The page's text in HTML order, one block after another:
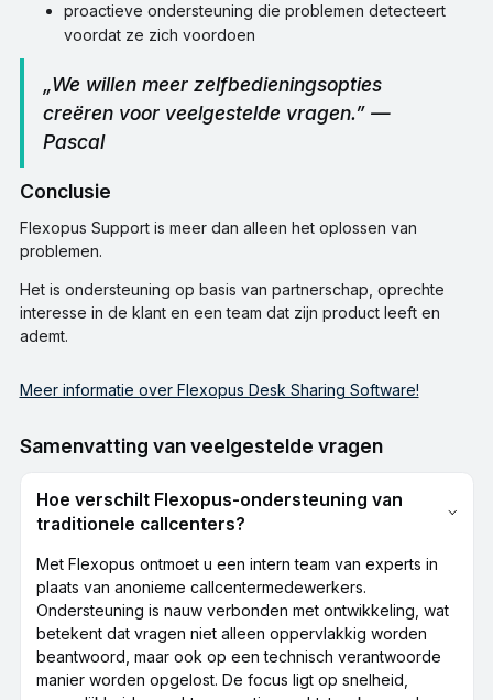
proactieve ondersteuning die problemen detecteert
voordat ze zich voordoen
„We willen meer zelfbedieningsopties
creëren voor veelgestelde vragen.” —
Pascal
Conclusie
Flexopus Support is meer dan alleen het oplossen van
problemen.
Het is ondersteuning op basis van partnerschap, oprechte
interesse in de klant en een team dat zijn product leeft en
ademt.
Meer informatie over Flexopus Desk Sharing Software!
Samenvatting van veelgestelde vragen
Hoe verschilt Flexopus-ondersteuning van
traditionele callcenters?
Met Flexopus ontmoet u een intern team van experts in
plaats van anonieme callcentermedewerkers.
Ondersteuning is nauw verbonden met ontwikkeling, wat
betekent dat vragen niet alleen oppervlakkig worden
beantwoord, maar ook op een technisch verantwoorde
manier worden opgelost. De focus ligt op snelheid,